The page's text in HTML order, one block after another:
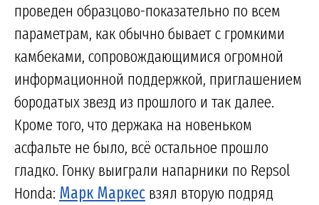
проведен образцово-показательно по всем
параметрам, как обычно бывает с громкими
камбеками, сопровождающимися огромной
информационной поддержкой, приглашением
бородатых звезд из прошлого и так далее.
Кроме того, что держака на новеньком
асфальте не было, всё остальное прошло
гладко. Гонку выиграли напарники по Repsol
Honda: Марк Маркес взял вторую подряд